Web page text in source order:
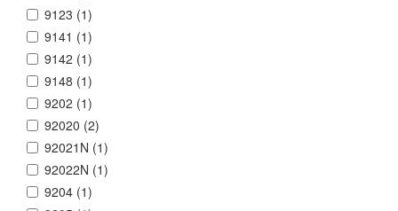
9123 (1)
9141 (1)
9142 (1)
9148 (1)
9202 (1)
92020 (2)
92021N (1)
92022N (1)
9204 (1)